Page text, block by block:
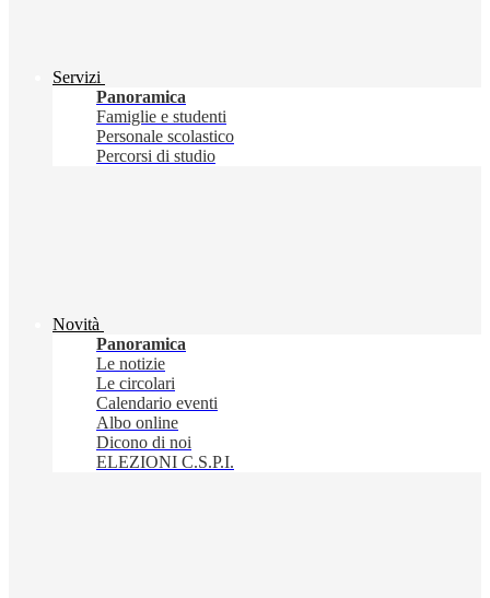
Servizi
Panoramica
Famiglie e studenti
Personale scolastico
Percorsi di studio
Novità
Panoramica
Le notizie
Le circolari
Calendario eventi
Albo online
Dicono di noi
ELEZIONI C.S.P.I.